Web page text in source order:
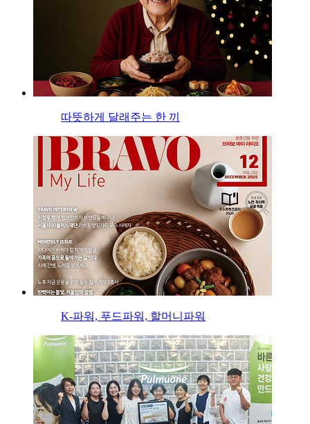
따뜻하게 달래주는 한 끼
K-파워, 푸드파워, 할머니파워